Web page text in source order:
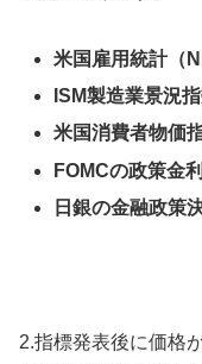
米国雇用統計（
ISM製造業景況
米国消費者物価
FOMCの政策金
日銀の金融政策
2.指標発表後に価格